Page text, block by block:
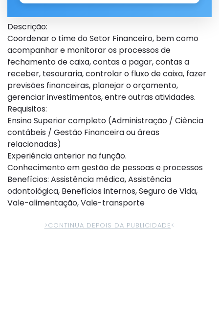
Descrição:
Coordenar o time do Setor Financeiro, bem como
acompanhar e monitorar os processos de
fechamento de caixa, contas a pagar, contas a
receber, tesouraria, controlar o fluxo de caixa, fazer
previsões financeiras, planejar o orçamento,
gerenciar investimentos, entre outras atividades.
Requisitos:
Ensino Superior completo (Administração / Ciência
contábeis / Gestão Financeira ou áreas
relacionadas)
Experiência anterior na função.
Conhecimento em gestão de pessoas e processos
Benefícios: Assistência médica, Assistência
odontológica, Benefícios internos, Seguro de Vida,
Vale-alimentação, Vale-transporte
>CONTINUA DEPOIS DA PUBLICIDADE<